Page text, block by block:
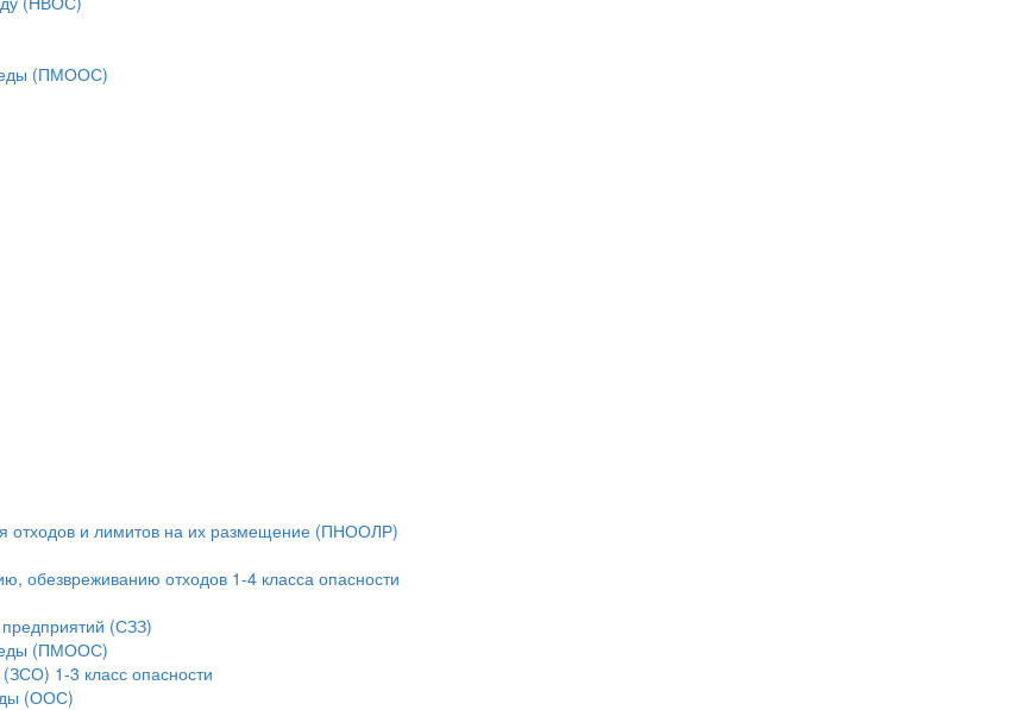
(ПМООС)
отходов и лимитов на их размещение (ПНООЛР)
обезвреживанию отходов 1-4 класса опасности
предприятий (СЗЗ)
(ПМООС)
1-3 класс опасности
(ООС)